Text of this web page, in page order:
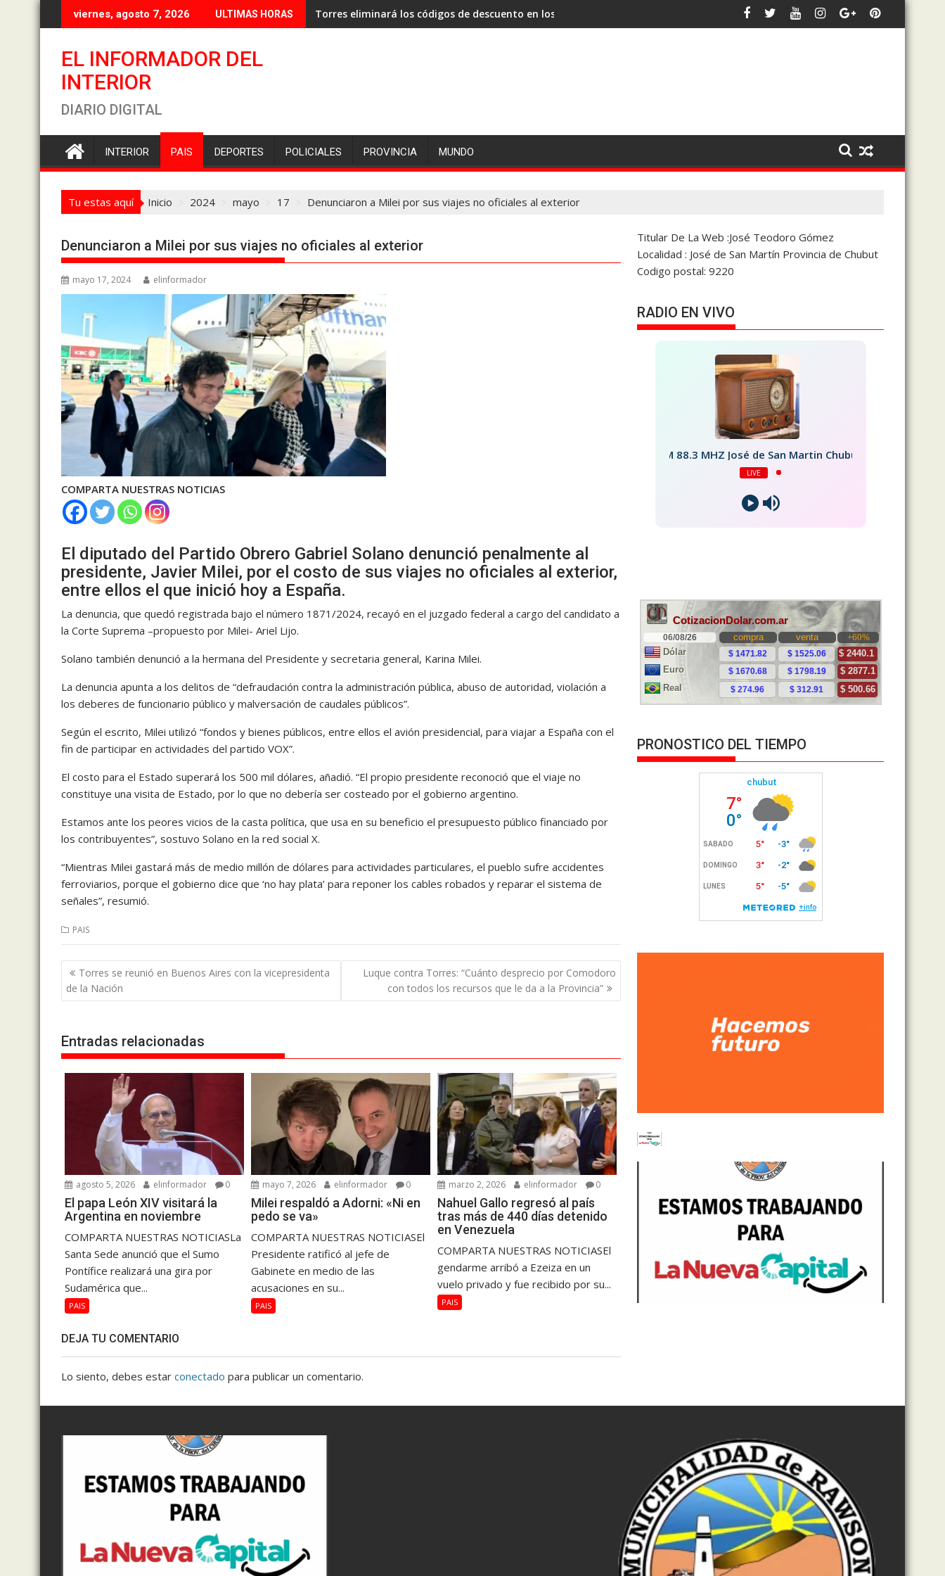
al
viernes, agosto 7, 2026 ULTIMAS HORASTorres eliminará los códigos de descuento en los haberes de los empleados públicos para frenar los débitos automáticos
El papa León XIV visitará la Argentina en noviembreEl intendente Luka Jones se suma
EL INFORMADOR DEL
INTERIOR
DIARIO DIGITAL
INTERIOR PAIS DEPORTES POLICIALES PROVINCIA MUNDO
Tu estas aquí Inicio 2024 mayo 17 Denunciaron a Milei por sus viajes no oficiales al exterior
Denunciaron a Milei por sus viajes no oficiales al exterior
mayo 17, 2024 elinformador
COMPARTA NUESTRAS NOTICIAS
El diputado del Partido Obrero Gabriel Solano denunció penalmente al
presidente, Javier Milei, por el costo de sus viajes no oficiales al exterior,
entre ellos el que inició hoy a España.
La denuncia, que quedó registrada bajo el número 1871/2024, recayó en el juzgado federal a cargo del candidato a
la Corte Suprema –propuesto por Milei- Ariel Lijo.
Solano también denunció a la hermana del Presidente y secretaria general, Karina Milei.
La denuncia apunta a los delitos de “defraudación contra la administración pública, abuso de autoridad, violación a
los deberes de funcionario público y malversación de caudales públicos”.
Según el escrito, Milei utilizó “fondos y bienes públicos, entre ellos el avión presidencial, para viajar a España con el
fin de participar en actividades del partido VOX”.
El costo para el Estado superará los 500 mil dólares, añadió. “El propio presidente reconoció que el viaje no
constituye una visita de Estado, por lo que no debería ser costeado por el gobierno argentino.
Estamos ante los peores vicios de la casta política, que usa en su beneficio el presupuesto público financiado por
los contribuyentes”, sostuvo Solano en la red social X.
“Mientras Milei gastará más de medio millón de dólares para actividades particulares, el pueblo sufre accidentes
ferroviarios, porque el gobierno dice que ‘no hay plata’ para reponer los cables robados y reparar el sistema de
señales”, resumió.
PAIS
Navegación
de
entradas
Torres se reunió en Buenos Aires con la vicepresidenta
de la Nación
Luque contra Torres: “Cuánto desprecio por Comodoro
con todos los recursos que le da a la Provincia”
Entradas relacionadas
agosto 5, 2026 elinformador 0
El papa León XIV visitará la
Argentina en noviembre
COMPARTA NUESTRAS NOTICIASLa
Santa Sede anunció que el Sumo
Pontífice realizará una gira por
Sudamérica que...
PAIS
mayo 7, 2026 elinformador 0
Milei respaldó a Adorni: «Ni en
pedo se va»
COMPARTA NUESTRAS NOTICIASEl
Presidente ratificó al jefe de
Gabinete en medio de las
acusaciones en su...
PAIS
marzo 2, 2026 elinformador 0
Nahuel Gallo regresó al país
tras más de 440 días detenido
en Venezuela
COMPARTA NUESTRAS NOTICIASEl
gendarme arribó a Ezeiza en un
vuelo privado y fue recibido por su...
PAIS
DEJA TU COMENTARIO
Lo siento, debes estar conectado para publicar un comentario.
Titular De La Web :José Teodoro Gómez
Localidad : José de San Martín Provincia de Chubut
Codigo postal: 9220
RADIO EN VIVO
FM 88.3 MHZ José de San Martin Chubut
LIVE
PRONOSTICO DEL TIEMPO